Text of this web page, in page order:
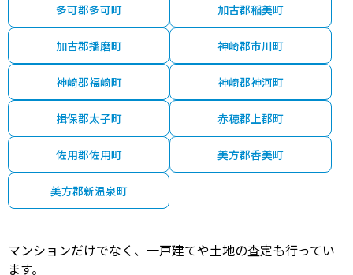
多可郡多可町 加古郡稲美町
加古郡播磨町 神崎郡市川町
神崎郡福崎町 神崎郡神河町
揖保郡太子町 赤穂郡上郡町
佐用郡佐用町 美方郡香美町
美方郡新温泉町
マンションだけでなく、一戸建てや土地の査定も行ってい
ます。